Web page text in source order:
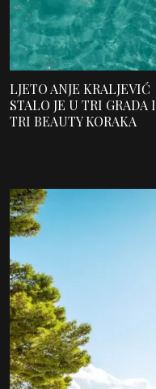
LJETO ANJE KRALJEVIĆ
STALO JE U TRI GRADA I
TRI BEAUTY KORAKA